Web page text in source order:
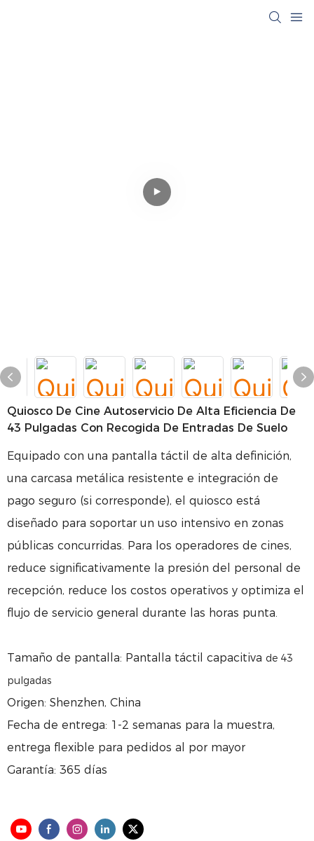
Quiosco De Cine Autoservicio De Alta Eficiencia De
43 Pulgadas Con Recogida De Entradas De Suelo
Equipado con una pantalla táctil de alta definición,
una carcasa metálica resistente e integración de
pago seguro (si corresponde), el quiosco está
diseñado para soportar un uso intensivo en zonas
públicas concurridas. Para los operadores de cines,
reduce significativamente la presión del personal de
recepción, reduce los costos operativos y optimiza el
flujo de servicio general durante las horas punta.
Tamaño de pantalla: Pantalla táctil capacitiva de 43
pulgadas
Origen: Shenzhen, China
Fecha de entrega: 1-2 semanas para la muestra,
entrega flexible para pedidos al por mayor
Garantía: 365 días